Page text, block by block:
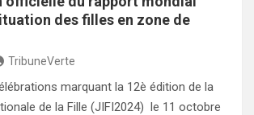
des filles en zone de
TribuneVerte
marquant la 12è édition de la
de la Fille (JIFI2024) le 11 octobre